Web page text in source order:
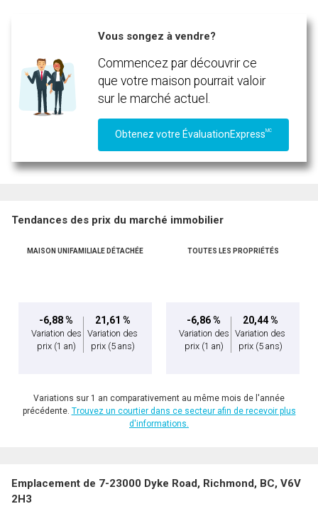
Vous songez à vendre?
Commencez par découvrir ce
que votre maison pourrait valoir
sur le marché actuel.
Obtenez votre ÉvaluationExpressMC
Tendances des prix du marché immobilier
MAISON UNIFAMILIALE DÉTACHÉE
-6,88 %
Variation des
prix (1 an)
21,61 %
Variation des
prix (5 ans)
TOUTES LES PROPRIÉTÉS
-6,86 %
Variation des
prix (1 an)
20,44 %
Variation des
prix (5 ans)
Variations sur 1 an comparativement au même mois de l'année
précédente. Trouvez un courtier dans ce secteur afin de recevoir plus
d'informations.
Emplacement de 7-23000 Dyke Road, Richmond, BC, V6V
2H3